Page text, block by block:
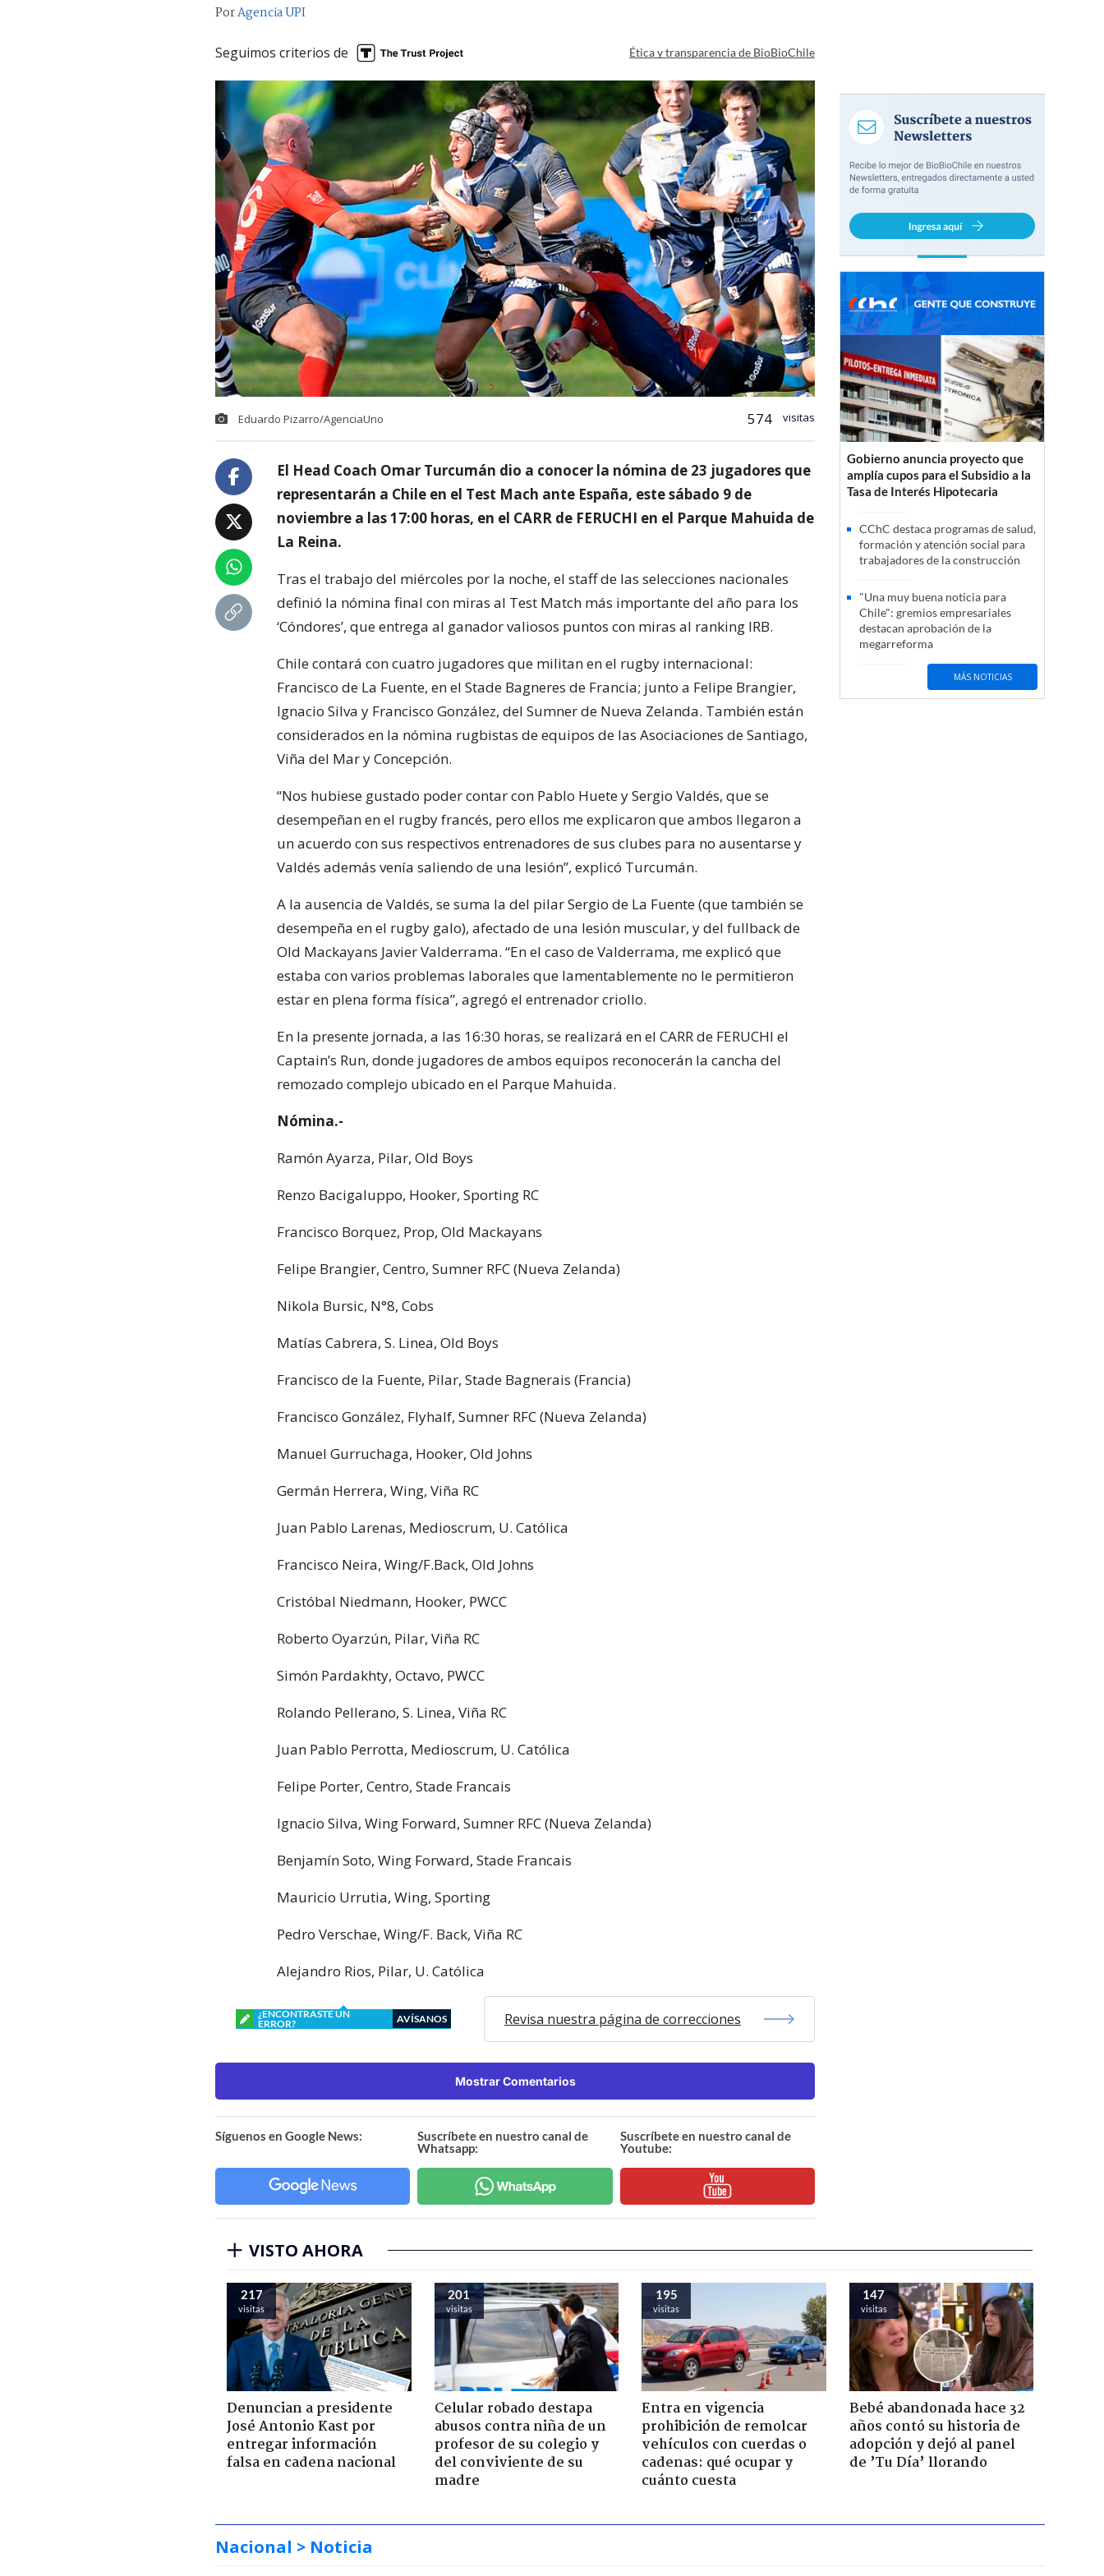
PorAgencia UPI
Seguimos criterios de Ética y transparencia de BioBioChile
Eduardo Pizarro/AgenciaUno 574 visitas
El Head Coach Omar Turcumán dio a conocer la nómina de 23 jugadores que
representarán a Chile en el Test Mach ante España, este sábado 9 de
noviembre a las 17:00 horas, en el CARR de FERUCHI en el Parque Mahuida de
La Reina.
Tras el trabajo del miércoles por la noche, el staff de las selecciones nacionales
definió la nómina final con miras al Test Match más importante del año para los
‘Cóndores’, que entrega al ganador valiosos puntos con miras al ranking IRB.
Chile contará con cuatro jugadores que militan en el rugby internacional:
Francisco de La Fuente, en el Stade Bagneres de Francia; junto a Felipe Brangier,
Ignacio Silva y Francisco González, del Sumner de Nueva Zelanda. También están
considerados en la nómina rugbistas de equipos de las Asociaciones de Santiago,
Viña del Mar y Concepción.
“Nos hubiese gustado poder contar con Pablo Huete y Sergio Valdés, que se
desempeñan en el rugby francés, pero ellos me explicaron que ambos llegaron a
un acuerdo con sus respectivos entrenadores de sus clubes para no ausentarse y
Valdés además venía saliendo de una lesión”, explicó Turcumán.
A la ausencia de Valdés, se suma la del pilar Sergio de La Fuente (que también se
desempeña en el rugby galo), afectado de una lesión muscular, y del fullback de
Old Mackayans Javier Valderrama. “En el caso de Valderrama, me explicó que
estaba con varios problemas laborales que lamentablemente no le permitieron
estar en plena forma física”, agregó el entrenador criollo.
En la presente jornada, a las 16:30 horas, se realizará en el CARR de FERUCHI el
Captain’s Run, donde jugadores de ambos equipos reconocerán la cancha del
remozado complejo ubicado en el Parque Mahuida.
Nómina.-
Ramón Ayarza, Pilar, Old Boys
Renzo Bacigaluppo, Hooker, Sporting RC
Francisco Borquez, Prop, Old Mackayans
Felipe Brangier, Centro, Sumner RFC (Nueva Zelanda)
Nikola Bursic, N°8, Cobs
Matías Cabrera, S. Linea, Old Boys
Francisco de la Fuente, Pilar, Stade Bagnerais (Francia)
Francisco González, Flyhalf, Sumner RFC (Nueva Zelanda)
Manuel Gurruchaga, Hooker, Old Johns
Germán Herrera, Wing, Viña RC
Juan Pablo Larenas, Medioscrum, U. Católica
Francisco Neira, Wing/F.Back, Old Johns
Cristóbal Niedmann, Hooker, PWCC
Roberto Oyarzún, Pilar, Viña RC
Simón Pardakhty, Octavo, PWCC
Rolando Pellerano, S. Linea, Viña RC
Juan Pablo Perrotta, Medioscrum, U. Católica
Felipe Porter, Centro, Stade Francais
Ignacio Silva, Wing Forward, Sumner RFC (Nueva Zelanda)
Benjamín Soto, Wing Forward, Stade Francais
Mauricio Urrutia, Wing, Sporting
Pedro Verschae, Wing/F. Back, Viña RC
Alejandro Rios, Pilar, U. Católica
¿ENCONTRASTE UN
ERROR?
AVÍSANOS Revisa nuestra página de correcciones
Mostrar Comentarios
Síguenos en Google News:
Suscríbete en nuestro canal de
Whatsapp:
Suscríbete en nuestro canal de
Youtube:
Gobierno anuncia proyecto que
amplía cupos para el Subsidio a la
Tasa de Interés Hipotecaria
CChC destaca programas de salud,
formación y atención social para
trabajadores de la construcción
"Una muy buena noticia para
Chile": gremios empresariales
destacan aprobación de la
megarreforma
MÁS NOTICIAS
VISTO AHORA
217
visitas
Denuncian a presidente
José Antonio Kast por
entregar información
falsa en cadena nacional
201
visitas
Celular robado destapa
abusos contra niña de un
profesor de su colegio y
del conviviente de su
madre
195
visitas
Entra en vigencia
prohibición de remolcar
vehículos con cuerdas o
cadenas: qué ocupar y
cuánto cuesta
147
visitas
Bebé abandonada hace 32
años contó su historia de
adopción y dejó al panel
de ’Tu Día’ llorando
Nacional > Noticia